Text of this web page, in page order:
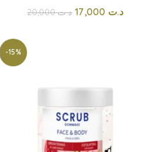
د.ت20,000 د.ت
-15%